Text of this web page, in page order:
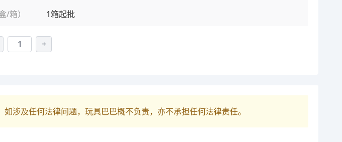
/箱）
1箱起批
+
涉及任何法律问题，玩具巴巴概不负责，亦不承担任何法律责任。